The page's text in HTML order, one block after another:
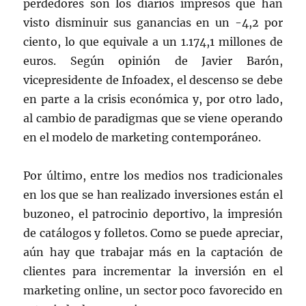
perdedores son los diarios impresos que han
visto disminuir sus ganancias en un -4,2 por
ciento, lo que equivale a un 1.174,1 millones de
euros. Según opinión de Javier Barón,
vicepresidente de Infoadex, el descenso se debe
en parte a la crisis económica y, por otro lado,
al cambio de paradigmas que se viene operando
en el modelo de marketing contemporáneo.
Por último, entre los medios nos tradicionales
en los que se han realizado inversiones están el
buzoneo, el patrocinio deportivo, la impresión
de catálogos y folletos. Como se puede apreciar,
aún hay que trabajar más en la captación de
clientes para incrementar la inversión en el
marketing online, un sector poco favorecido en